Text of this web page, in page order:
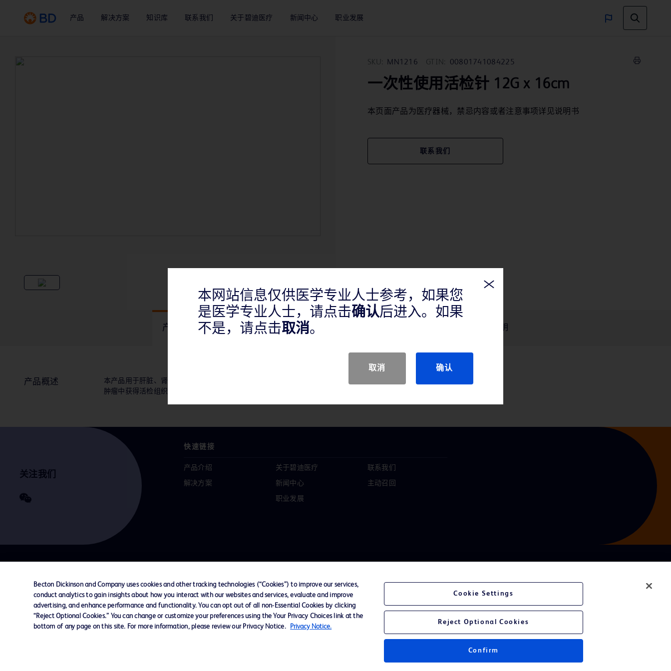
产品 解决方案 知识库 联系我们 关于碧迪医疗 新闻中心 职业发展
SKU: MN1216 GTIN: 00801741084225
一次性使用活检针 12G x 16cm
本页面产品为医疗器械，禁忌内容或者注意事项详见说明书
联系我们
产品概述 产品说明
产品概述
本产品用于肝脏、肾脏、前列腺、乳腺、脾脏、淋巴结软组织或软组织
肿瘤中获得活检组织。
关注我们
快速链接
产品介绍
解决方案
关于碧迪医疗
新闻中心
职业发展
联系我们
主动召回
联系我们 Cookie 政策 隐私政策 使用条款
© 2026 BD. All rights reserved. BD and the BD Logo
are trademarks of Becton, Dickinson and Company. All
本网站信息仅供医学专业人士参考，如果您
是医学专业人士，请点击确认后进入。如果
不是，请点击取消。
取消 确认
Becton Dickinson and Company uses cookies and other tracking technologies (“Cookies”) to improve our services,
conduct analytics to gain insights about how you interact with our websites and services, evaluate and improve
advertising, and enhance performance and functionality. You can opt out of all non-Essential Cookies by clicking
“Reject Optional Cookies.” You can change or customize your preferences using the Your Privacy Choices link at the
bottom of any page on this site. For more information, please review our Privacy Notice.
Privacy Notice.
Cookie Settings
Reject Optional Cookies
Confirm